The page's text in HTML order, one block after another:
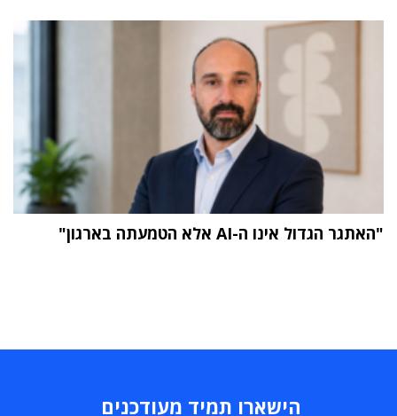
"האתגר הגדול אינו ה-AI אלא הטמעתה בארגון"
הישארו תמיד מעודכנים